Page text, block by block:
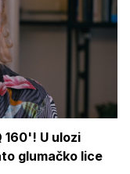
160'! U ulozi
glumačko lice